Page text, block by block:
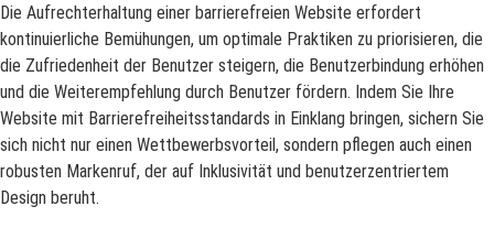
Die Aufrechterhaltung einer barrierefreien Website erfordert
kontinuierliche Bemühungen, um optimale Praktiken zu priorisieren, die
die Zufriedenheit der Benutzer steigern, die Benutzerbindung erhöhen
und die Weiterempfehlung durch Benutzer fördern. Indem Sie Ihre
Website mit Barrierefreiheitsstandards in Einklang bringen, sichern Sie
sich nicht nur einen Wettbewerbsvorteil, sondern pflegen auch einen
robusten Markenruf, der auf Inklusivität und benutzerzentriertem
Design beruht.